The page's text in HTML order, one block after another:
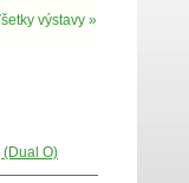
výstavy »
(Dual O)